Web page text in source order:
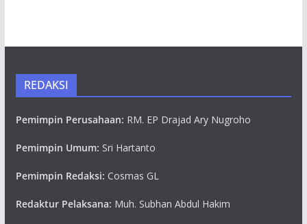
REDAKSI
Pemimpin Perusahaan: RM. EP Drajad Ary Nugroho
Pemimpin Umum: Sri Hartanto
Pemimpin Redaksi: Cosmas GL
Redaktur Pelaksana: Muh. Subhan Abdul Hakim